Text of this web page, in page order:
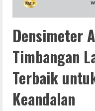
Densimeter
Timbangan
Terbaik
Keandalan